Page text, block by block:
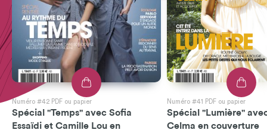
Numéro #42 PDF ou papier
Spécial "Temps" avec Sofia
Essaïdi et Camille Lou en
Numéro #41 PDF ou papier
Spécial "Lumière"
Celma en couverture